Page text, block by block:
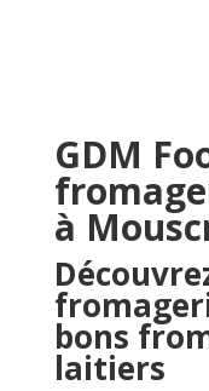
GDM
à
bons
laitiers